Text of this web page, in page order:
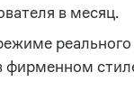
в месяц.
фирменном